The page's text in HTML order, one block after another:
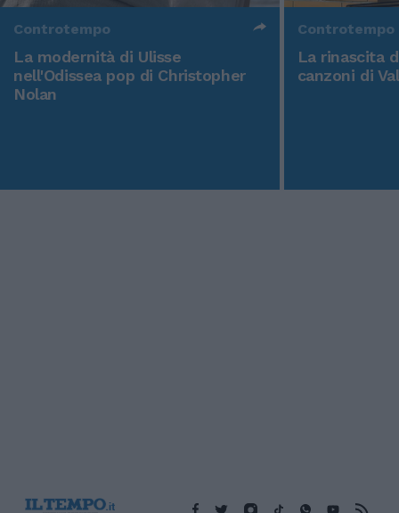
Controtempo
La modernità di Ulisse
nell'Odissea pop di Christopher
Nolan
Controtempo
La rinascita
canzoni di